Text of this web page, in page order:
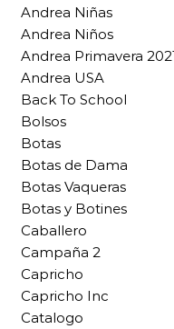
Andrea Niñas
Andrea Niños
Andrea Primavera
Andrea USA
Back To School
Bolsos
Botas
Botas de Dama
Botas Vaqueras
Botas y Botines
Caballero
Campaña 2
Capricho
Capricho Inc
Catalogo